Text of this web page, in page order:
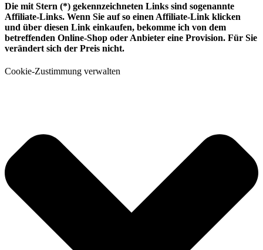
Die mit Stern (*) gekennzeichneten Links sind sogenannte
Affiliate-Links. Wenn Sie auf so einen Affiliate-Link klicken
und über diesen Link einkaufen, bekomme ich von dem
betreffenden Online-Shop oder Anbieter eine Provision. Für Sie
verändert sich der Preis nicht.
Cookie-Zustimmung verwalten